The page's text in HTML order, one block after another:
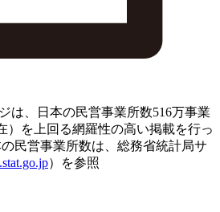
は、日本の民営事業所数516万事業
）を上回る網羅性の高い掲載を行っ
民営事業所数は、総務省統計局サ
）を参照